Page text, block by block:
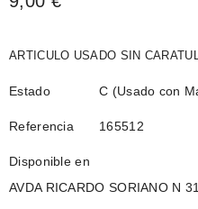
ARTICULO USADO SIN
Estado C (Usado con
Referencia 165512
Disponible en
AVDA RICARDO SORIANO N